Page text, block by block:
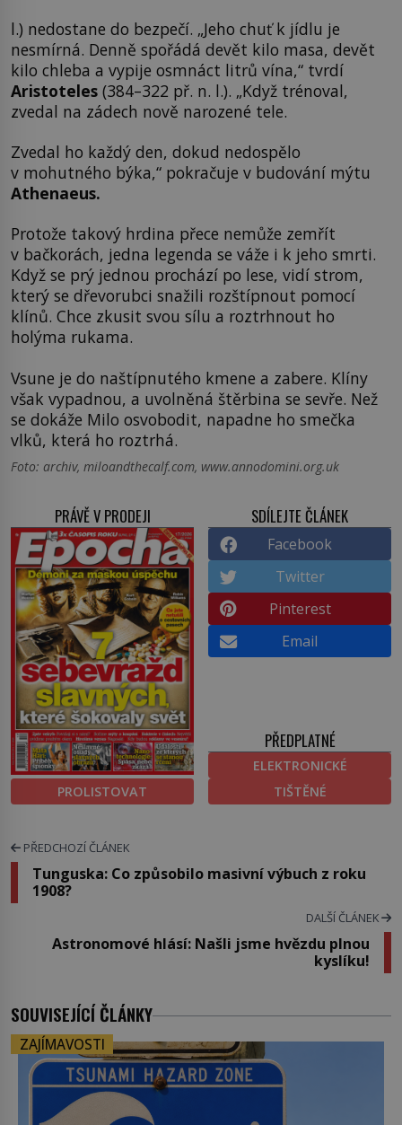
l.) nedostane do bezpečí. „Jeho chuť k jídlu je
nesmírná. Denně spořádá devět kilo masa, devět
kilo chleba a vypije osmnáct litrů vína,“ tvrdí
Aristoteles (384–322 př. n. l.). „Když trénoval,
zvedal na zádech nově narozené tele.
Zvedal ho každý den, dokud nedospělo
v mohutného býka,“ pokračuje v budování mýtu
Athenaeus.
Protože takový hrdina přece nemůže zemřít
v bačkorách, jedna legenda se váže i k jeho smrti.
Když se prý jednou prochází po lese, vidí strom,
který se dřevorubci snažili rozštípnout pomocí
klínů. Chce zkusit svou sílu a roztrhnout ho
holýma rukama.
Vsune je do naštípnutého kmene a zabere. Klíny
však vypadnou, a uvolněná štěrbina se sevře. Než
se dokáže Milo osvobodit, napadne ho smečka
vlků, která ho roztrhá.
Foto: archiv, miloandthecalf.com, www.annodomini.org.uk
PRÁVĚ V PRODEJI
PROLISTOVAT
SDÍLEJTE ČLÁNEK
Facebook
Twitter
Pinterest
Email
PŘEDPLATNÉ
ELEKTRONICKÉ
TIŠTĚNÉ
PŘEDCHOZÍ ČLÁNEK
Tunguska: Co způsobilo masivní výbuch z roku
1908?
DALŠÍ ČLÁNEK
Astronomové hlásí: Našli jsme hvězdu plnou
kyslíku!
SOUVISEJÍCÍ ČLÁNKY
ZAJÍMAVOSTI